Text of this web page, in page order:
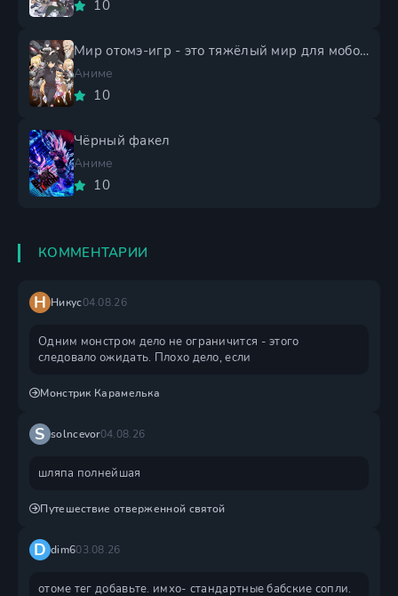
10
Мир отомэ-игр - это тяжёлый мир для мобов 2 сезон
Аниме
10
Чёрный факел
Аниме
10
КОММЕНТАРИИ
Н Никус04.08.26
Одним монстром дело не ограничится - этого
следовало ожидать. Плохо дело, если
Монстрик Карамелька
S solncevor04.08.26
шляпа полнейшая
Путешествие отверженной святой
D dim603.08.26
отоме тег добавьте. имхо- стандартные бабские сопли.